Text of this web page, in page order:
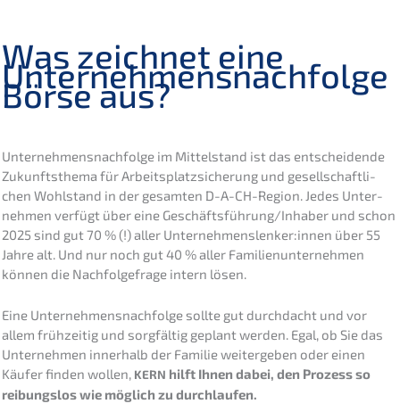
Was zeich­net eine
Unternehmens­nachfolge
Börse aus?
Unternehmens­nachfolge im Mittel­stand ist das entschei­den­de
Zukunfts­the­ma für Arbeits­platz­si­che­rung und gesell­schaft­li­
chen Wohlstand in der gesam­ten D-A-CH-Region. Jedes Unter­
neh­men verfügt über eine Geschäftsführung/Inhaber und schon
2025 sind gut 70 % (!) aller Unternehmenslenker:innen über 55
Jahre alt. Und nur noch gut 40 % aller Famili­en­un­ter­neh­men
können die Nachfol­ge­fra­ge intern lösen.
Eine Unternehmens­nachfolge sollte gut durch­dacht und vor
allem frühzei­tig und sorgfäl­tig geplant werden. Egal, ob Sie das
Unter­neh­men inner­halb der Familie weiter­ge­ben oder einen
Käufer finden wollen, KERN hilft Ihnen dabei, den Prozess so
reibungs­los wie möglich zu durchlaufen.